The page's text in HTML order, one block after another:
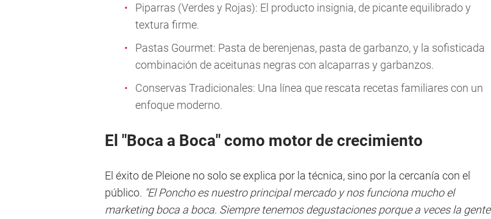
Piparras (Verdes y Rojas): El producto insignia, de picante equilibrado y
textura firme.
Pastas Gourmet: Pasta de berenjenas, pasta de garbanzo, y la sofisticada
combinación de aceitunas negras con alcaparras y garbanzos.
Conservas Tradicionales: Una línea que rescata recetas familiares con un
enfoque moderno.
El "Boca a Boca" como motor de crecimiento
El éxito de Pleione no solo se explica por la técnica, sino por la cercanía con el
público. "El Poncho es nuestro principal mercado y nos funciona mucho el
marketing boca a boca. Siempre tenemos degustaciones porque a veces la gente